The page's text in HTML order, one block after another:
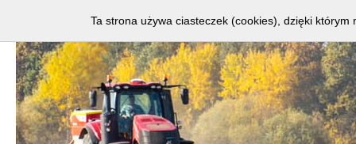
Ta strona używa ciasteczek (cookies), dzięki którym